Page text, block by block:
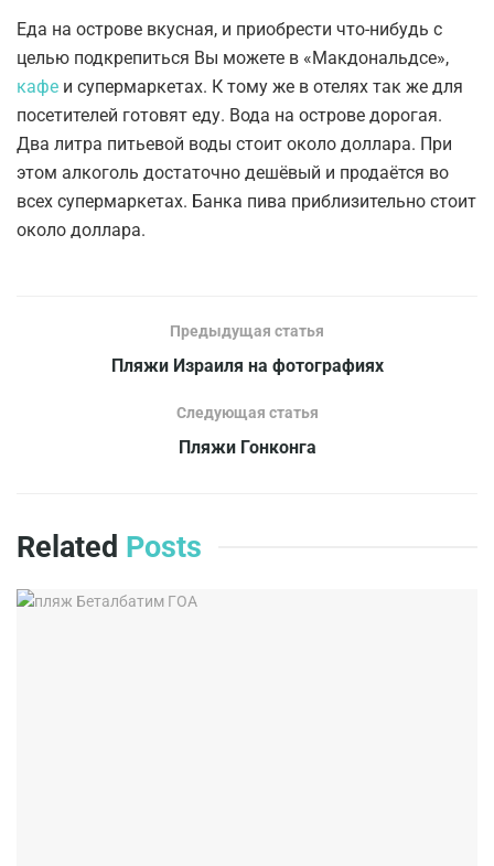
Еда на острове вкусная, и приобрести что-нибудь с
целью подкрепиться Вы можете в «Макдональдсе»,
кафе и супермаркетах. К тому же в отелях так же для
посетителей готовят еду. Вода на острове дорогая.
Два литра питьевой воды стоит около доллара. При
этом алкоголь достаточно дешёвый и продаётся во
всех супермаркетах. Банка пива приблизительно стоит
около доллара.
Предыдущая статья
Пляжи Израиля на фотографиях
Следующая статья
Пляжи Гонконга
Related Posts